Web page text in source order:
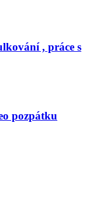
, práce s
pozpátku